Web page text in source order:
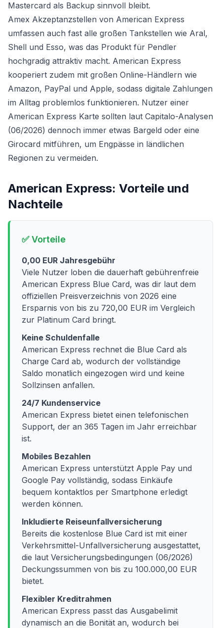
Mastercard als Backup sinnvoll bleibt.
Amex Akzeptanzstellen von American Express
umfassen auch fast alle großen Tankstellen wie Aral,
Shell und Esso, was das Produkt für Pendler
hochgradig attraktiv macht. American Express
kooperiert zudem mit großen Online-Händlern wie
Amazon, PayPal und Apple, sodass digitale Zahlungen
im Alltag problemlos funktionieren. Nutzer einer
American Express Karte sollten laut Capitalo-Analysen
(06/2026) dennoch immer etwas Bargeld oder eine
Girocard mitführen, um Engpässe in ländlichen
Regionen zu vermeiden.
American Express: Vorteile und
Nachteile
✅ Vorteile
0,00 EUR Jahresgebühr
Viele Nutzer loben die dauerhaft gebührenfreie
American Express Blue Card, was dir laut dem
offiziellen Preisverzeichnis von 2026 eine
Ersparnis von bis zu 720,00 EUR im Vergleich
zur Platinum Card bringt.
Keine Schuldenfalle
American Express rechnet die Blue Card als
Charge Card ab, wodurch der vollständige
Saldo monatlich eingezogen wird und keine
Sollzinsen anfallen.
24/7 Kundenservice
American Express bietet einen telefonischen
Support, der an 365 Tagen im Jahr erreichbar
ist.
Mobiles Bezahlen
American Express unterstützt Apple Pay und
Google Pay vollständig, sodass Einkäufe
bequem kontaktlos per Smartphone erledigt
werden können.
Inkludierte Reiseunfallversicherung
Bereits die kostenlose Blue Card ist mit einer
Verkehrsmittel-Unfallversicherung ausgestattet,
die laut Versicherungsbedingungen (06/2026)
Deckungssummen von bis zu 100.000,00 EUR
bietet.
Flexibler Kreditrahmen
American Express passt das Ausgabelimit
dynamisch an die Bonität an, wodurch bei